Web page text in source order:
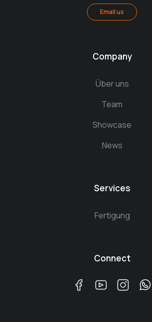
Email us
Company
Über uns
Team
Showcase
News
Services
Fertigung
Connect